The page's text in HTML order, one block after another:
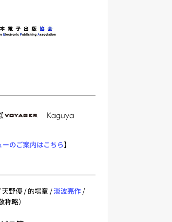
のご案内はこちら】
野優 / 的場章 /淡波亮作/
略）